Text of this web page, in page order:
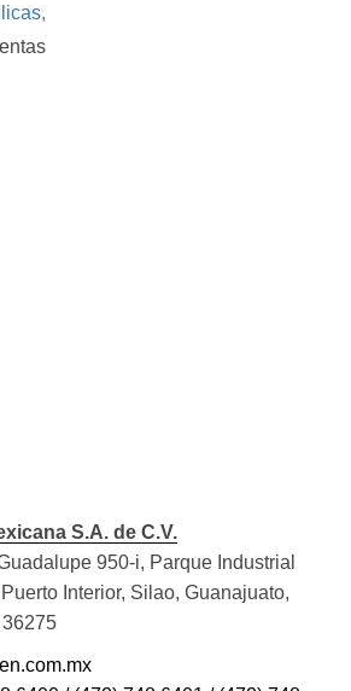
S.A. de C.V.
950-i, Parque Industrial
Interior, Silao, Guanajuato,
36275